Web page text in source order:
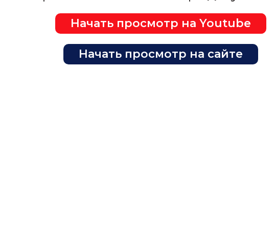
Начать просмотр на Youtube
Начать просмотр на сайте